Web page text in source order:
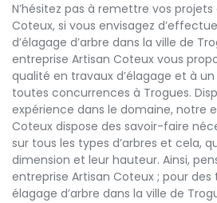
N’hésitez pas à remettre vos projets
Coteux, si vous envisagez
d’élagage d’arbre dans la ville de
entreprise Artisan Coteux vous
qualité en travaux d’élagage et à
toutes concurrences à Trogues.
expérience dans le domaine, notre
Coteux dispose des savoir-faire
sur tous les types d’arbres et cela,
dimension et leur hauteur. Ainsi,
entreprise Artisan Coteux ; pour
élagage d’arbre dans la ville de